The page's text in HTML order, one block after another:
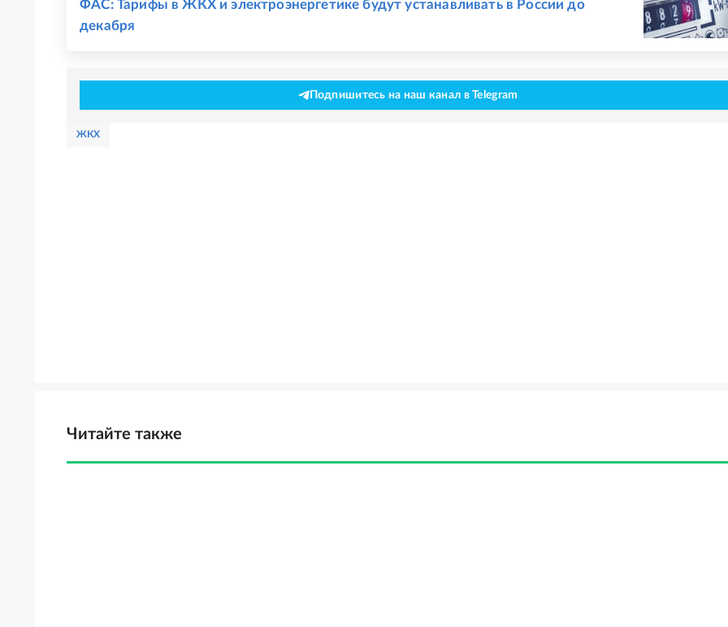
ФАС: Тарифы в ЖКХ и электроэнергетике будут устанавливать в России до
декабря
Подпишитесь на наш канал в Telegram
ЖКХ
Читайте также